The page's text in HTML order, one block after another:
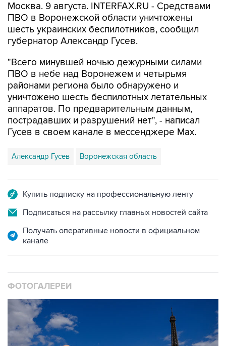
Москва. 9 августа. INTERFAX.RU - Средствами
ПВО в Воронежской области уничтожены
шесть украинских беспилотников, сообщил
губернатор Александр Гусев.
"Всего минувшей ночью дежурными силами
ПВО в небе над Воронежем и четырьмя
районами региона было обнаружено и
уничтожено шесть беспилотных летательных
аппаратов. По предварительным данным,
пострадавших и разрушений нет", - написал
Гусев в своем канале в мессенджере Max.
Александр Гусев Воронежская область
Купить подписку на профессиональную ленту
Подписаться на рассылку главных новостей сайта
Получать оперативные новости в официальном
канале
ФОТОГАЛЕРЕИ